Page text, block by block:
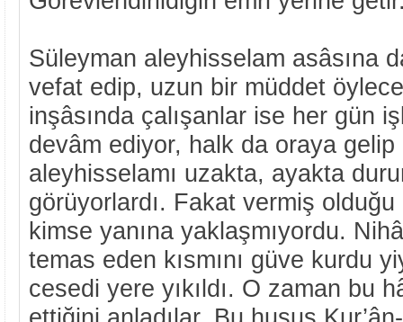
Süleyman aleyhisselam asâsına
vefat edip, uzun bir müddet
inşâsında çalışanlar ise her gün
devâm ediyor, halk da oraya
aleyhisselamı uzakta, ayakta
görüyorlardı. Fakat vermiş
kimse yanına yaklaşmıyordu.
temas eden kısmını güve kurdu
cesedi yere yıkıldı. O zaman bu